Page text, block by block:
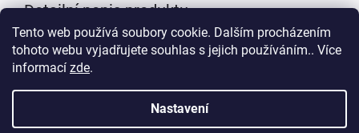
Tento web používá soubory cookie. Dalším procházením
tohoto webu vyjadřujete souhlas s jejich používáním.. Více
informací zde.
Nastavení
Detailní popis produktu
Talířový ventil odtahový kovový 125 – se závitem.
Vytvořil Shoptet